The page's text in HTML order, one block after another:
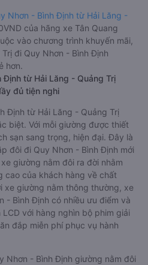
Nhơn - Bình Định từ Hải Lăng -
của hãng xe Tân Quang
vào chương trình khuyến mãi,
đi Quy Nhơn - Bình Định
hơn.
Định từ Hải Lăng - Quảng Trị
đủ tiện nghi
Định từ Hải Lăng - Quảng Trị
biệt. Với mỗi giường được thiết
sạn sang trọng, hiện đại. Đây là
đôi đi Quy Nhơn - Bình Định mới
giường nằm đôi ra đời nhằm
cao của khách hàng về chất
xe giường nằm thông thường, xe
- Bình Định có nhiều ưu điểm và
với hàng nghìn bộ phim giải
đắp miễn phí phục vụ hành
Nhơn - Bình Định giường nằm đôi